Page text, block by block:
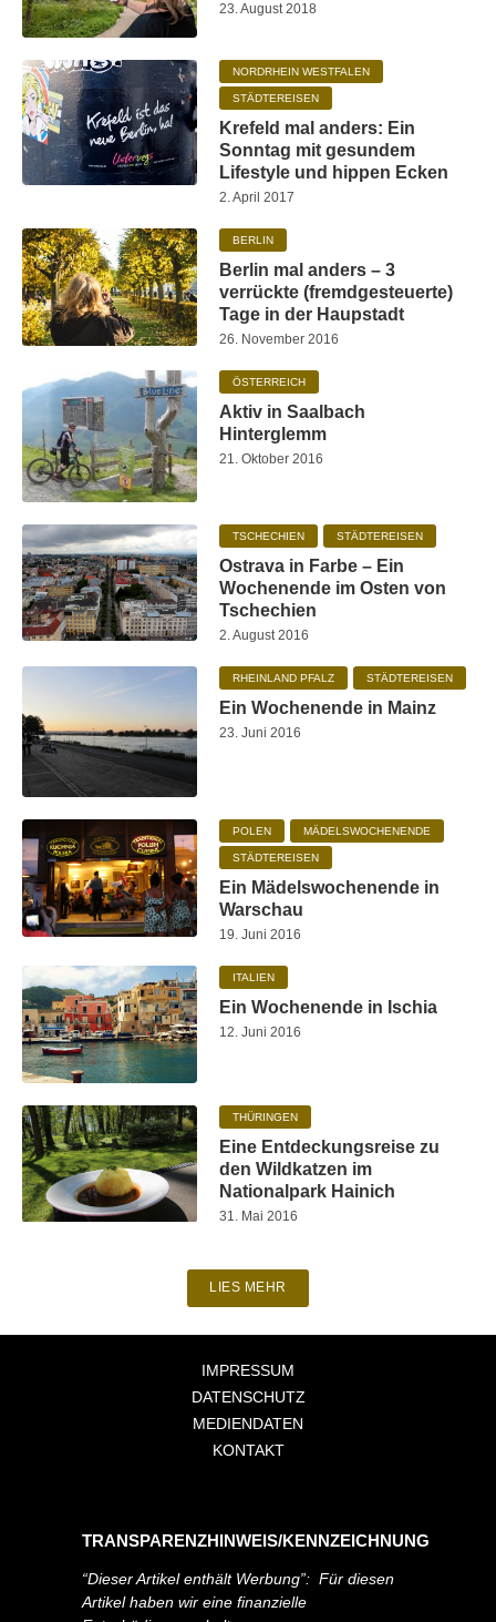
23. August 2018
NORDRHEIN WESTFALEN
STÄDTEREISEN
Krefeld mal anders: Ein
Sonntag mit gesundem
Lifestyle und hippen Ecken
2. April 2017
BERLIN
Berlin mal anders – 3
verrückte (fremdgesteuerte)
Tage in der Haupstadt
26. November 2016
ÖSTERREICH
Aktiv in Saalbach
Hinterglemm
21. Oktober 2016
TSCHECHIEN STÄDTEREISEN
Ostrava in Farbe – Ein
Wochenende im Osten von
Tschechien
2. August 2016
RHEINLAND PFALZ STÄDTEREISEN
Ein Wochenende in Mainz
23. Juni 2016
POLEN MÄDELSWOCHENENDE
STÄDTEREISEN
Ein Mädelswochenende in
Warschau
19. Juni 2016
ITALIEN
Ein Wochenende in Ischia
12. Juni 2016
THÜRINGEN
Eine Entdeckungsreise zu
den Wildkatzen im
Nationalpark Hainich
31. Mai 2016
LIES MEHR
IMPRESSUM
DATENSCHUTZ
MEDIENDATEN
KONTAKT
TRANSPARENZHINWEIS/KENNZEICHNUNG
“Dieser Artikel enthält Werbung”: Für diesen
Artikel haben wir eine finanzielle